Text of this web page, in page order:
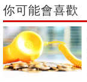
你可能會喜歡